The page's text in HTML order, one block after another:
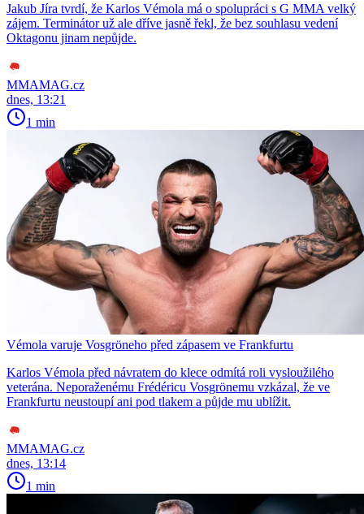
Jakub Jíra tvrdí, že Karlos Vémola má o spolupráci s G MMA velký
zájem. Terminátor už ale dříve jasně řekl, že bez souhlasu vedení
Oktagonu jinam nepůjde.
MMAMAG.cz
dnes, 13:21
1 min
Vémola varuje Vosgröneho před zápasem ve Frankfurtu
Karlos Vémola před návratem do klece odmítá roli vysloužilého
veterána. Neporaženému Frédéricu Vosgrönemu vzkázal, že ve
Frankfurtu neustoupí ani pod tlakem a půjde mu ublížit.
MMAMAG.cz
dnes, 13:14
1 min